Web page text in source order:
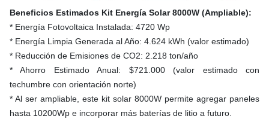
Beneficios Estimados Kit Energía Solar 8000W (Ampliable):
* Energía Fotovoltaica Instalada: 4720 Wp
* Energía Limpia Generada al Año: 4.624 kWh (valor estimado)
* Reducción de Emisiones de CO2: 2.218 ton/año
* Ahorro Estimado Anual: $721.000 (valor estimado con
techumbre con orientación norte)
* Al ser ampliable, este kit solar 8000W permite agregar paneles
hasta 10200Wp e incorporar más baterías de litio a futuro.